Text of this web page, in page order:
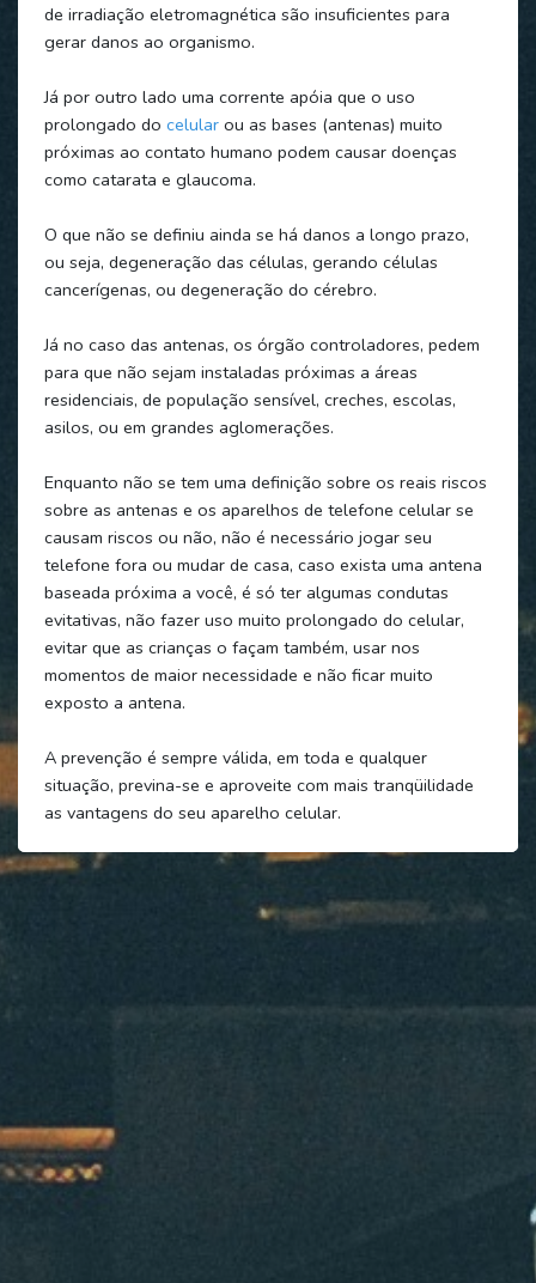
de irradiação eletromagnética são insuficientes para
gerar danos ao organismo.
Já por outro lado uma corrente apóia que o uso
prolongado do celularou as bases (antenas) muito
próximas ao contato humano podem causar doenças
como catarata e glaucoma.
O que não se definiu ainda se há danos a longo prazo,
ou seja, degeneração das células, gerando células
cancerígenas, ou degeneração do cérebro.
Já no caso das antenas, os órgão controladores, pedem
para que não sejam instaladas próximas a áreas
residenciais, de população sensível, creches, escolas,
asilos, ou em grandes aglomerações.
Enquanto não se tem uma definição sobre os reais riscos
sobre as antenas e os aparelhos de telefone celular se
causam riscos ou não, não é necessário jogar seu
telefone fora ou mudar de casa, caso exista uma antena
baseada próxima a você, é só ter algumas condutas
evitativas, não fazer uso muito prolongado do celular,
evitar que as crianças o façam também, usar nos
momentos de maior necessidade e não ficar muito
exposto a antena.
A prevenção é sempre válida, em toda e qualquer
situação, previna-se e aproveite com mais tranqüilidade
as vantagens do seu aparelho celular.